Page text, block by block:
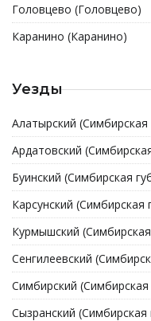
Головцево (Головцево)
Каранино (Каранино)
Уезды
Алатырский (Симбирская
Ардатовский
Буинский (Симбирская
Карсунский (Симбирская
Курмышский
Сенгилеевский
Симбирский (Симбирская
Сызранский (Симбирская